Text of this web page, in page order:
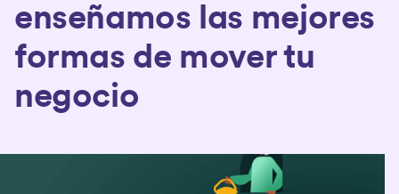
enseñamos las mejores
formas de mover tu
negocio